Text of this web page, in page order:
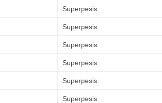
Superpesis
Superpesis
Superpesis
Superpesis
Superpesis
Superpesis